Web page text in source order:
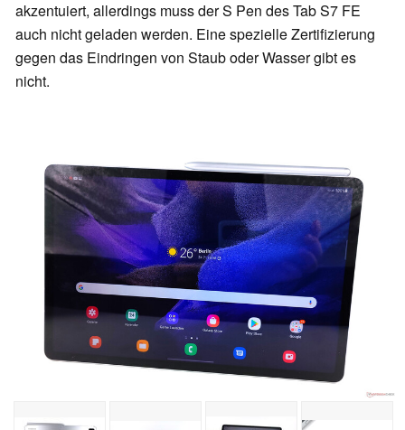
akzentuiert, allerdings muss der S Pen des Tab S7 FE
auch nicht geladen werden. Eine spezielle Zertifizierung
gegen das Eindringen von Staub oder Wasser gibt es
nicht.